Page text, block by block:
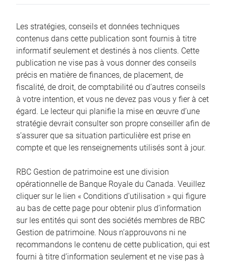
Les stratégies, conseils et données techniques
contenus dans cette publication sont fournis à titre
informatif seulement et destinés à nos clients. Cette
publication ne vise pas à vous donner des conseils
précis en matière de finances, de placement, de
fiscalité, de droit, de comptabilité ou d’autres conseils
à votre intention, et vous ne devez pas vous y fier à cet
égard. Le lecteur qui planifie la mise en œuvre d’une
stratégie devrait consulter son propre conseiller afin de
s’assurer que sa situation particulière est prise en
compte et que les renseignements utilisés sont à jour.
RBC Gestion de patrimoine est une division
opérationnelle de Banque Royale du Canada. Veuillez
cliquer sur le lien « Conditions d’utilisation » qui figure
au bas de cette page pour obtenir plus d’information
sur les entités qui sont des sociétés membres de RBC
Gestion de patrimoine. Nous n’approuvons ni ne
recommandons le contenu de cette publication, qui est
fourni à titre d’information seulement et ne vise pas à